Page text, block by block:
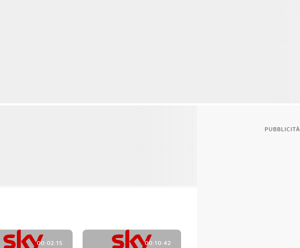
00:02:15 00:10:42
PUBBLICITÀ